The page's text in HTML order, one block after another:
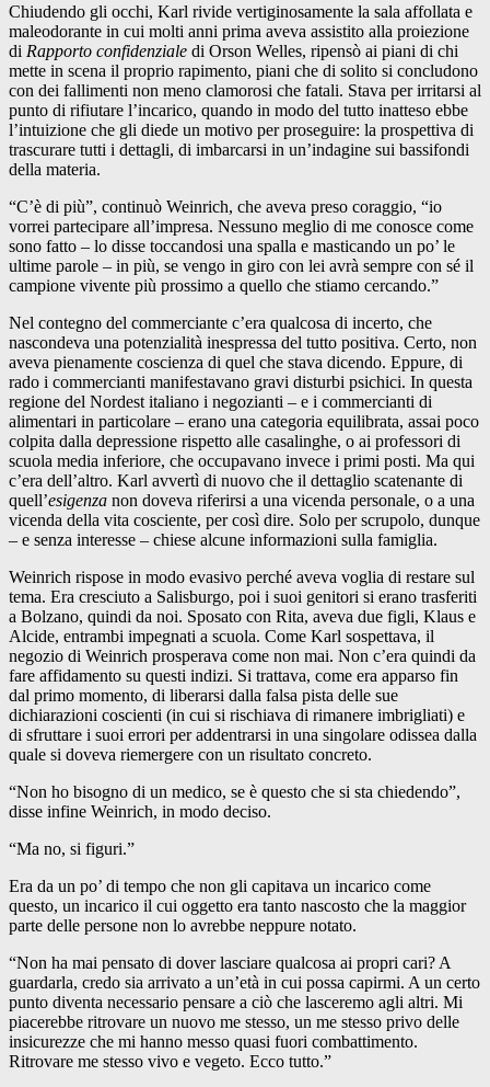
Chiudendo gli occhi, Karl rivide vertiginosamente la sala affollata e
maleodorante in cui molti anni prima aveva assistito alla proiezione
di Rapporto confidenziale di Orson Welles, ripensò ai piani di chi
mette in scena il proprio rapimento, piani che di solito si concludono
con dei fallimenti non meno clamorosi che fatali. Stava per irritarsi al
punto di rifiutare l’incarico, quando in modo del tutto inatteso ebbe
l’intuizione che gli diede un motivo per proseguire: la prospettiva di
trascurare tutti i dettagli, di imbarcarsi in un’indagine sui bassifondi
della materia.
“C’è di più”, continuò Weinrich, che aveva preso coraggio, “io
vorrei partecipare all’impresa. Nessuno meglio di me conosce come
sono fatto – lo disse toccandosi una spalla e masticando un po’ le
ultime parole – in più, se vengo in giro con lei avrà sempre con sé il
campione vivente più prossimo a quello che stiamo cercando.”
Nel contegno del commerciante c’era qualcosa di incerto, che
nascondeva una potenzialità inespressa del tutto positiva. Certo, non
aveva pienamente coscienza di quel che stava dicendo. Eppure, di
rado i commercianti manifestavano gravi disturbi psichici. In questa
regione del Nordest italiano i negozianti – e i commercianti di
alimentari in particolare – erano una categoria equilibrata, assai poco
colpita dalla depressione rispetto alle casalinghe, o ai professori di
scuola media inferiore, che occupavano invece i primi posti. Ma qui
c’era dell’altro. Karl avvertì di nuovo che il dettaglio scatenante di
quell’esigenza non doveva riferirsi a una vicenda personale, o a una
vicenda della vita cosciente, per così dire. Solo per scrupolo, dunque
– e senza interesse – chiese alcune informazioni sulla famiglia.
Weinrich rispose in modo evasivo perché aveva voglia di restare sul
tema. Era cresciuto a Salisburgo, poi i suoi genitori si erano trasferiti
a Bolzano, quindi da noi. Sposato con Rita, aveva due figli, Klaus e
Alcide, entrambi impegnati a scuola. Come Karl sospettava, il
negozio di Weinrich prosperava come non mai. Non c’era quindi da
fare affidamento su questi indizi. Si trattava, come era apparso fin
dal primo momento, di liberarsi dalla falsa pista delle sue
dichiarazioni coscienti (in cui si rischiava di rimanere imbrigliati) e
di sfruttare i suoi errori per addentrarsi in una singolare odissea dalla
quale si doveva riemergere con un risultato concreto.
“Non ho bisogno di un medico, se è questo che si sta chiedendo”,
disse infine Weinrich, in modo deciso.
“Ma no, si figuri.”
Era da un po’ di tempo che non gli capitava un incarico come
questo, un incarico il cui oggetto era tanto nascosto che la maggior
parte delle persone non lo avrebbe neppure notato.
“Non ha mai pensato di dover lasciare qualcosa ai propri cari? A
guardarla, credo sia arrivato a un’età in cui possa capirmi. A un certo
punto diventa necessario pensare a ciò che lasceremo agli altri. Mi
piacerebbe ritrovare un nuovo me stesso, un me stesso privo delle
insicurezze che mi hanno messo quasi fuori combattimento.
Ritrovare me stesso vivo e vegeto. Ecco tutto.”